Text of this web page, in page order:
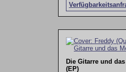
Die Gitarre und
(EP)